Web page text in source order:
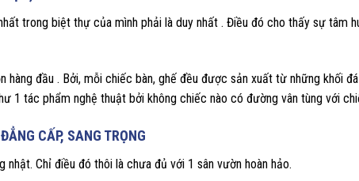
trong biệt thự của mình phải là duy nhất . Điều đó cho thấy sự tâm
hàng đầu . Bởi, mỗi chiếc bàn, ghế đều được sản xuất từ những khối
1 tác phẩm nghệ thuật bởi không chiếc nào có đường vân tùng với
CẤP, SANG TRỌNG
Chỉ điều đó thôi là chưa đủ với 1 sân vườn hoàn hảo.